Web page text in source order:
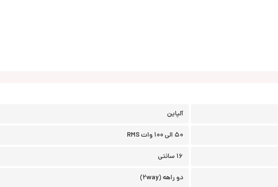
آلپاین
50 الی 100 وات RMS
16 سانتی
دو راهه (2way)